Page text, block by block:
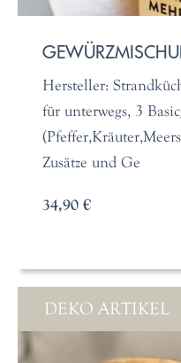
Hersteller:
für unterwegs, 3
Zusätze und Ge
34,90 €
DEKO ARTIKEL